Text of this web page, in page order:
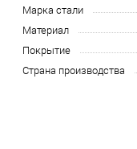
Марка стали
Материал
Покрытие
Страна производства